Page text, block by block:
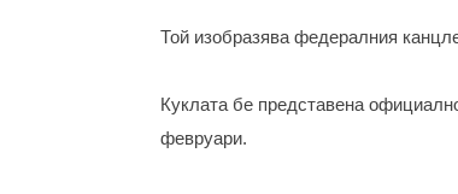
Той изобразява федералния
Куклата бе представена
февруари.